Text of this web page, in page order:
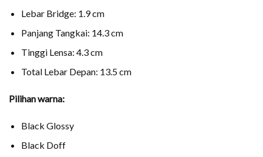
Lebar Bridge: 1.9 cm
Panjang Tangkai: 14.3 cm
Tinggi Lensa: 4.3 cm
Total Lebar Depan: 13.5 cm
Pilihan warna:
Black Glossy
Black Doff